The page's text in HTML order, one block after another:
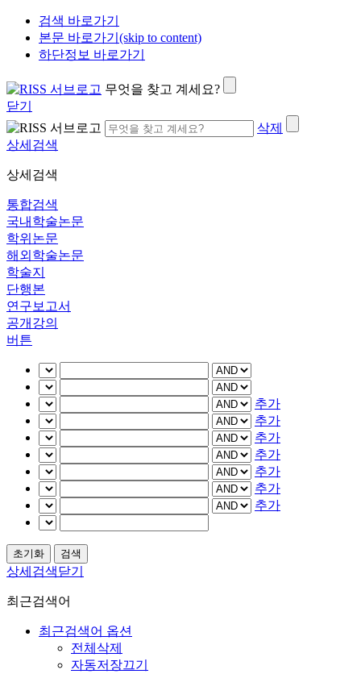
검색 바로가기
본문 바로가기(skip to content)
하단정보 바로가기
무엇을 찾고 계세요?
닫기
삭제
상세검색
상세검색
통합검색
국내학술논문
학위논문
해외학술논문
학술지
단행본
연구보고서
공개강의
버튼
추가
추가
추가
추가
추가
추가
추가
상세검색닫기
최근검색어
최근검색어 옵션
전체삭제
자동저장끄기